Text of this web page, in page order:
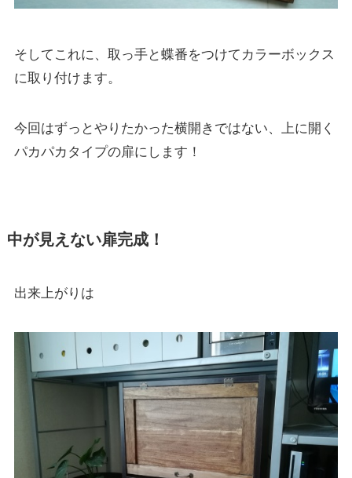
そしてこれに、取っ手と蝶番をつけてカラーボックス
に取り付けます。
今回はずっとやりたかった横開きではない、上に開く
パカパカタイプの扉にします！
中が見えない扉完成！
出来上がりは